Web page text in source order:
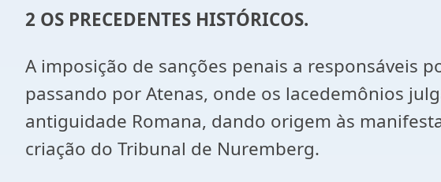
2 OS PRECEDENTES HISTÓRICOS.
A imposição de sanções penais a responsáveis
passando por Atenas, onde os lacedemônios
antiguidade Romana, dando origem às
criação do Tribunal de Nuremberg.